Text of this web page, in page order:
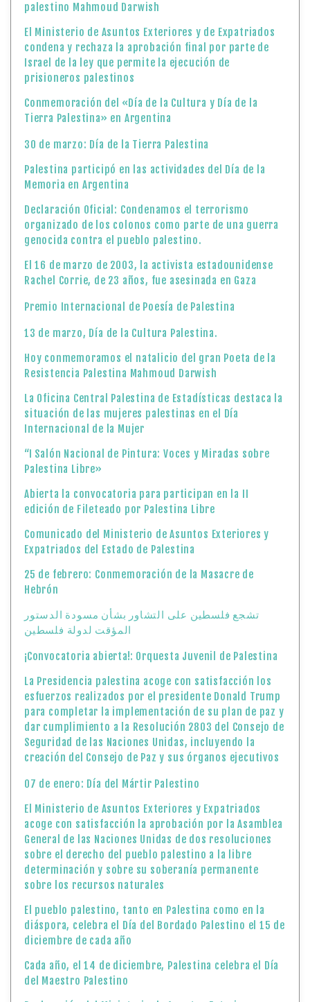
palestino Mahmoud Darwish
El Ministerio de Asuntos Exteriores y de Expatriados
condena y rechaza la aprobación final por parte de
Israel de la ley que permite la ejecución de
prisioneros palestinos
Conmemoración del «Día de la Cultura y Día de la
Tierra Palestina» en Argentina
30 de marzo: Día de la Tierra Palestina
Palestina participó en las actividades del Día de la
Memoria en Argentina
Declaración Oficial: Condenamos el terrorismo
organizado de los colonos como parte de una guerra
genocida contra el pueblo palestino.
El 16 de marzo de 2003, la activista estadounidense
Rachel Corrie, de 23 años, fue asesinada en Gaza
Premio Internacional de Poesía de Palestina
13 de marzo, Día de la Cultura Palestina.
Hoy conmemoramos el natalicio del gran Poeta de la
Resistencia Palestina Mahmoud Darwish
La Oficina Central Palestina de Estadísticas destaca la
situación de las mujeres palestinas en el Día
Internacional de la Mujer
“I Salón Nacional de Pintura: Voces y Miradas sobre
Palestina Libre»
Abierta la convocatoria para participan en la II
edición de Fileteado por Palestina Libre
Comunicado del Ministerio de Asuntos Exteriores y
Expatriados del Estado de Palestina
25 de febrero: Conmemoración de la Masacre de
Hebrón
تشجع فلسطين على التشاور بشأن مسودة الدستور
المؤقت لدولة فلسطين
¡Convocatoria abierta!: Orquesta Juvenil de Palestina
La Presidencia palestina acoge con satisfacción los
esfuerzos realizados por el presidente Donald Trump
para completar la implementación de su plan de paz y
dar cumplimiento a la Resolución 2803 del Consejo de
Seguridad de las Naciones Unidas, incluyendo la
creación del Consejo de Paz y sus órganos ejecutivos
07 de enero: Día del Mártir Palestino
El Ministerio de Asuntos Exteriores y Expatriados
acoge con satisfacción la aprobación por la Asamblea
General de las Naciones Unidas de dos resoluciones
sobre el derecho del pueblo palestino a la libre
determinación y sobre su soberanía permanente
sobre los recursos naturales
El pueblo palestino, tanto en Palestina como en la
diáspora, celebra el Día del Bordado Palestino el 15 de
diciembre de cada año
Cada año, el 14 de diciembre, Palestina celebra el Día
del Maestro Palestino